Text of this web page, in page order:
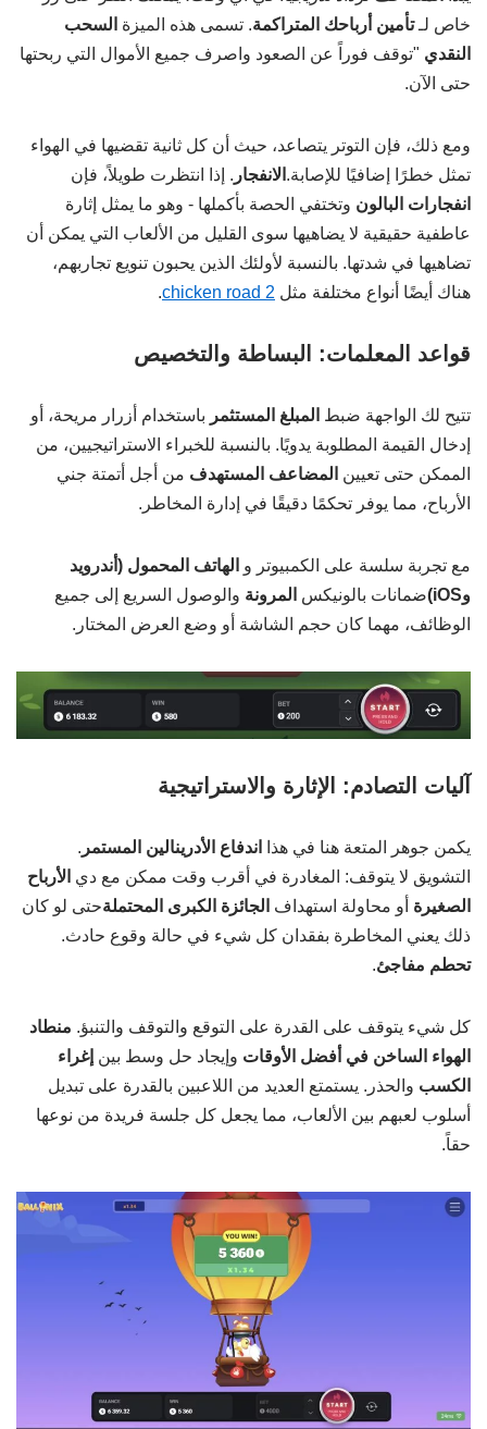
خاص لـتأمين أرباحك المتراكمة. تسمى هذه الميزة السحب
النقدي "توقف فوراً عن الصعود واصرف جميع الأموال التي ربحتها
حتى الآن.
ومع ذلك، فإن التوتر يتصاعد، حيث أن كل ثانية تقضيها في الهواء
تمثل خطرًا إضافيًا للإصابة. الانفجار . إذا انتظرت طويلاً، فإن
انفجارات البالون وتختفي الحصة بأكملها - وهو ما يمثل إثارة
عاطفية حقيقية لا يضاهيها سوى القليل من الألعاب التي يمكن أن
تضاهيها في شدتها. بالنسبة لأولئك الذين يحبون تنويع تجاربهم،
هناك أيضًا أنواع مختلفة مثل chicken road 2
.
قواعد المعلمات: البساطة والتخصيص
تتيح لك الواجهة ضبط المبلغ المستثمر باستخدام أزرار مريحة، أو
إدخال القيمة المطلوبة يدويًا. بالنسبة للخبراء الاستراتيجيين، من
الممكن حتى تعيين المضاعف المستهدف من أجل أتمتة جني
الأرباح، مما يوفر تحكمًا دقيقًا في إدارة المخاطر.
مع تجربة سلسة على الكمبيوتر و
الهاتف المحمول (أندرويد
وiOS)
ضمانات بالونيكس المرونة والوصول السريع إلى جميع
الوظائف، مهما كان حجم الشاشة أو وضع العرض المختار.
آليات التصادم: الإثارة والاستراتيجية
يكمن جوهر المتعة هنا في هذا اندفاع الأدرينالين المستمر .
التشويق لا يتوقف: المغادرة في أقرب وقت ممكن مع دي الأرباح
الصغيرة أو محاولة استهداف الجائزة الكبرى المحتملةحتى لو كان
ذلك يعني المخاطرة بفقدان كل شيء في حالة وقوع حادث.
تحطم مفاجئ.
كل شيء يتوقف على القدرة على التوقع والتوقف والتنبؤ. منطاد
الهواء الساخن في أفضل الأوقات وإيجاد حل وسط بين إغراء
الكسب والحذر. يستمتع العديد من اللاعبين بالقدرة على تبديل
أسلوب لعبهم بين الألعاب، مما يجعل كل جلسة فريدة من نوعها
حقاً.